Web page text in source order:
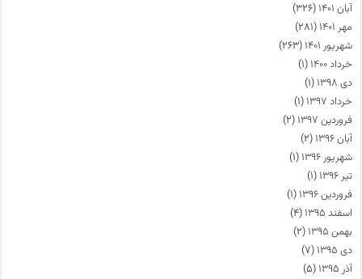
آبان ۱۴۰۱
(۳۲۶)
مهر ۱۴۰۱
(۲۸۱)
شهریور ۱۴۰۱
(۲۶۳)
خرداد ۱۴۰۰
(۱)
دی ۱۳۹۸
(۱)
خرداد ۱۳۹۷
(۱)
فروردین ۱۳۹۷
(۲)
آبان ۱۳۹۶
(۲)
شهریور ۱۳۹۶
(۱)
تیر ۱۳۹۶
(۱)
فروردین ۱۳۹۶
(۱)
اسفند ۱۳۹۵
(۴)
بهمن ۱۳۹۵
(۲)
دی ۱۳۹۵
(۷)
آذر ۱۳۹۵
(۵)